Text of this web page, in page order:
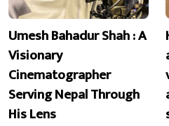
Umesh Bahadur Shah : A
Visionary
Cinematographer
Serving Nepal Through
His Lens